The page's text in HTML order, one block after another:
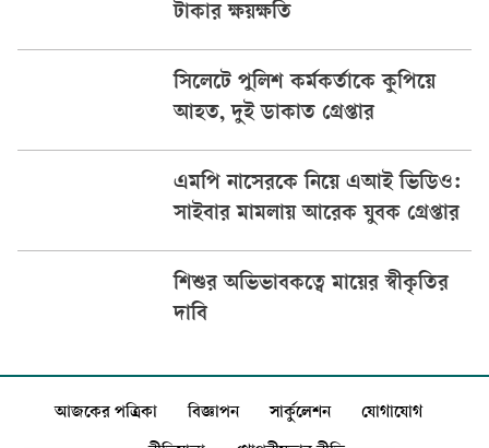
টাকার ক্ষয়ক্ষতি
সিলেটে পুলিশ কর্মকর্তাকে কুপিয়ে
আহত, দুই ডাকাত গ্রেপ্তার
এমপি নাসেরকে নিয়ে এআই ভিডিও:
সাইবার মামলায় আরেক যুবক গ্রেপ্তার
শিশুর অভিভাবকত্বে মায়ের স্বীকৃতির
দাবি
আজকের পত্রিকা বিজ্ঞাপন সার্কুলেশন যোগাযোগ